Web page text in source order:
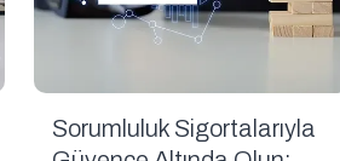
Sorumluluk Sigortalarıyla